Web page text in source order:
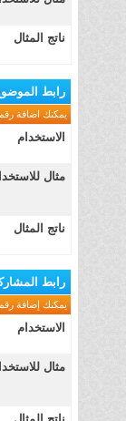
ناتج المثال
رابط
يمكنك اضافة
الاستخدام
مثال
ناتج المثال
رابط
يمكنك إضافة
الاستخدام
مثال